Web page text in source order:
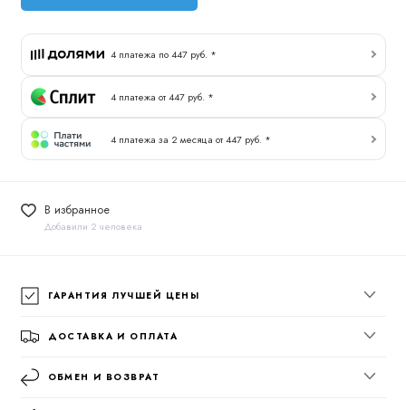
4 платежа по 447 руб. *
4 платежа от 447 руб. *
4 платежа за 2 месяца от 447 руб. *
В избранное
Добавили 2 человека
ГАРАНТИЯ ЛУЧШЕЙ ЦЕНЫ
ДОСТАВКА И ОПЛАТА
ОБМЕН И ВОЗВРАТ